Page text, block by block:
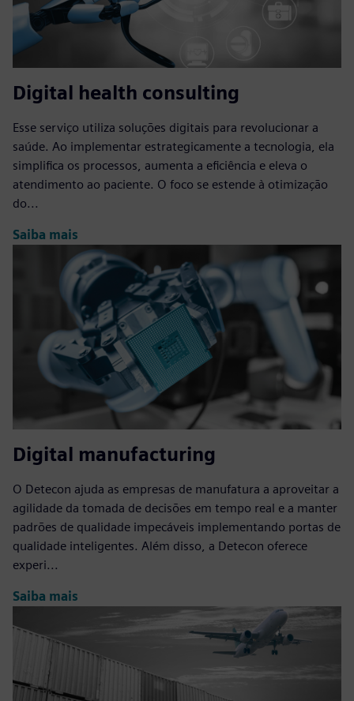
Digital health consulting
Esse serviço utiliza soluções digitais para revolucionar a
saúde. Ao implementar estrategicamente a tecnologia, ela
simplifica os processos, aumenta a eficiência e eleva o
atendimento ao paciente. O foco se estende à otimização
do...
Saiba mais
Digital manufacturing
O Detecon ajuda as empresas de manufatura a aproveitar a
agilidade da tomada de decisões em tempo real e a manter
padrões de qualidade impecáveis implementando portas de
qualidade inteligentes. Além disso, a Detecon oferece
experi...
Saiba mais